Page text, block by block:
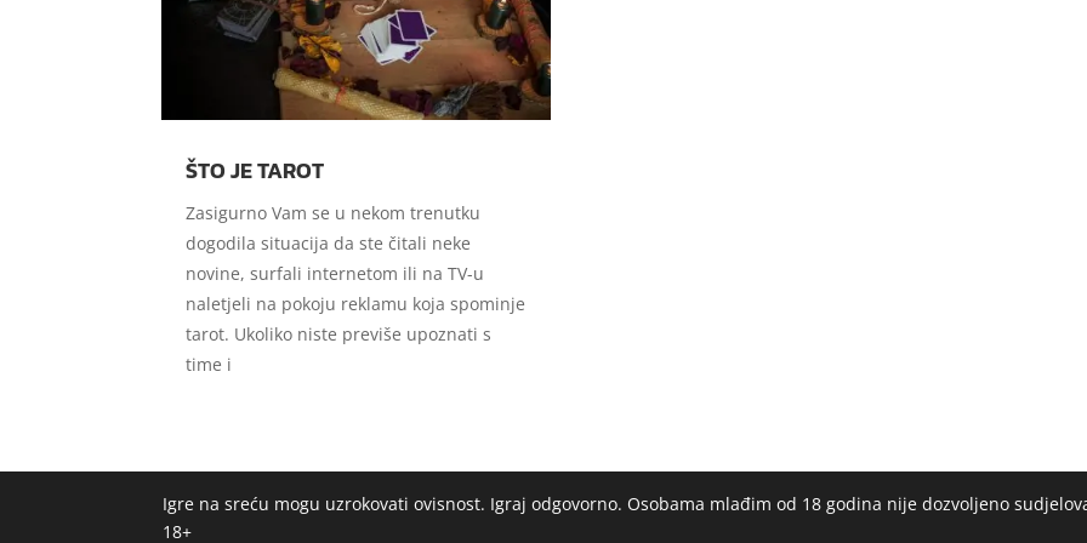
ŠTO JE TAROT
Zasigurno Vam se u nekom trenutku
dogodila situacija da ste čitali neke
novine, surfali internetom ili na TV-u
naletjeli na pokoju reklamu koja spominje
tarot. Ukoliko niste previše upoznati s
time i
Igre na sreću mogu uzrokovati ovisnost. Igraj odgovorno. Osobama mlađim od 18 godina nije dozvoljeno
18+